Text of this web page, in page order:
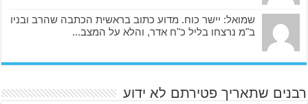
שמואל: יישר כוח. מדוע כתוב בראשית הכתבה שהרב ובניו
ב"מ נרצחו בליל כ"ח אדר, והלא על המצב...
רבנים שתאריך פטירתם לא ידוע